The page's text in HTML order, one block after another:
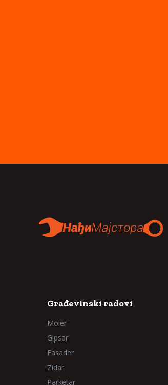
Građevinski radovi
Moler
Gipsar
Fasader
Zidar
Parketar